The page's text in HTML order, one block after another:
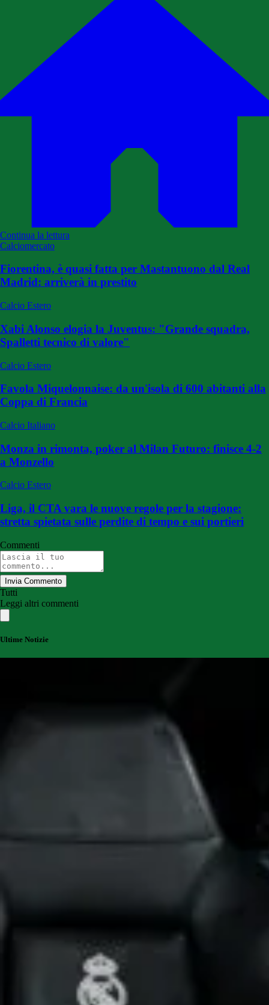
Continua la lettura
Calciomercato
Fiorentina, è quasi fatta per Mastantuono dal Real
Madrid: arriverà in prestito
Calcio Estero
Xabi Alonso elogia la Juventus: "Grande squadra,
Spalletti tecnico di valore"
Calcio Estero
Favola Miquelonnaise: da un'isola di 600 abitanti alla
Coppa di Francia
Calcio Italiano
Monza in rimonta, poker al Milan Futuro: finisce 4-2
a Monzello
Calcio Estero
Liga, il CTA vara le nuove regole per la stagione:
stretta spietata sulle perdite di tempo e sui portieri
Commenti
Invia Commento
Tutti
Leggi altri commenti
Ultime Notizie